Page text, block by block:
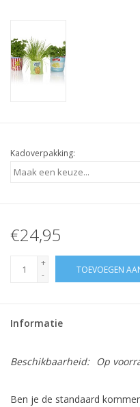
Kadoverpakking:
€24,95
+
-
TOEVOEGEN
Informatie
Beschikbaarheid: Op
Ben je de standaard